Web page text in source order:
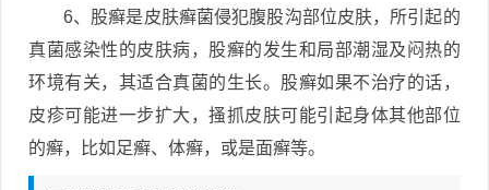
6、股癣是皮肤癣菌侵犯腹股沟部位皮肤，所引起的
真菌感染性的皮肤病，股癣的发生和局部潮湿及闷热的
环境有关，其适合真菌的生长。股癣如果不治疗的话，
皮疹可能进一步扩大，搔抓皮肤可能引起身体其他部位
的癣，比如足癣、体癣，或是面癣等。